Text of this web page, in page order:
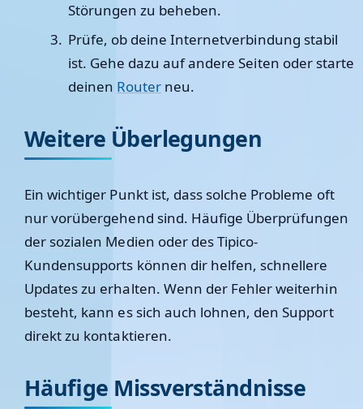
Störungen zu beheben.
Prüfe, ob deine Internetverbindung stabil
ist. Gehe dazu auf andere Seiten oder starte
deinen Router neu.
Weitere Überlegungen
Ein wichtiger Punkt ist, dass solche Probleme oft
nur vorübergehend sind. Häufige Überprüfungen
der sozialen Medien oder des Tipico-
Kundensupports können dir helfen, schnellere
Updates zu erhalten. Wenn der Fehler weiterhin
besteht, kann es sich auch lohnen, den Support
direkt zu kontaktieren.
Häufige Missverständnisse